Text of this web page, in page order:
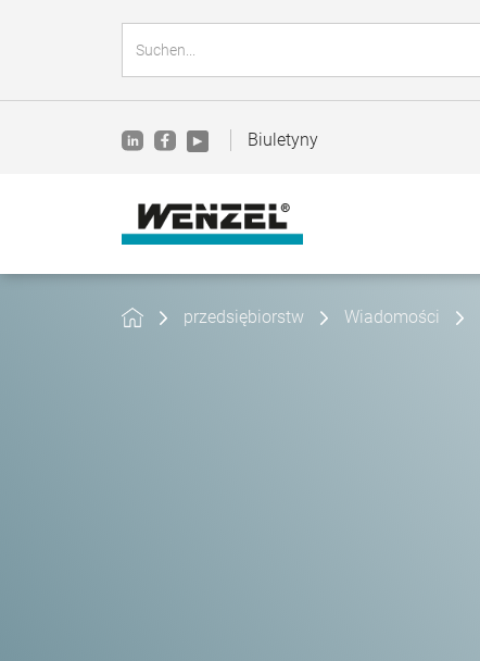
Biuletyny
przedsiębiorstw Wiadomości